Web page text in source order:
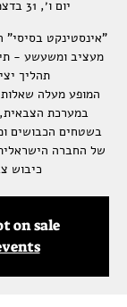
יום ו׳, 31 בדצמ׳
"אינסטינקט בסיסי"
מעציב ומשעשע -
המופע מעלה
במערכת
בשטחים הכבושים
של החברה
כיבוש
on sale